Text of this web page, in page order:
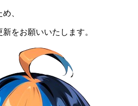
、
をお願いいたします。